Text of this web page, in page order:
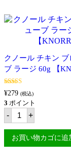
ブ
ー
ブ
ラ
ー
ジ
60g
【KNORR】
個
クノール チキン ブ
ブ ラージ 60g 【
5段階中5.00
の評価
¥279 (税込)
3 ポイント
- ク
ノ
ー
ル
チ
+
お買い物カゴに追